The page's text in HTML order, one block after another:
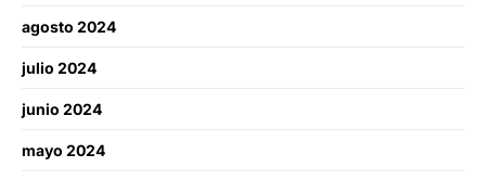
agosto 2024
julio 2024
junio 2024
mayo 2024